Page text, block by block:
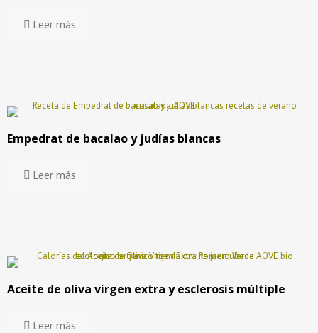
Leer más
Empedrat de bacalao y judías blancas
Leer más
Aceite de oliva virgen extra y esclerosis múltiple
Leer más